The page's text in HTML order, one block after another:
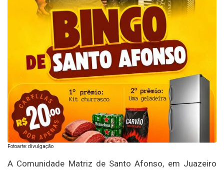
Fotoarte: divulgação
A Comunidade Matriz de Santo Afonso, em Juazeiro